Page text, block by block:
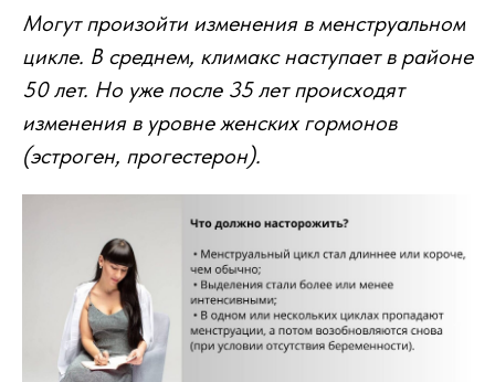
Могут произойти изменения в менструальном
цикле. В среднем, климакс наступает в районе
50 лет. Но уже после 35 лет происходят
изменения в уровне женских гормонов
(эстроген, прогестерон).